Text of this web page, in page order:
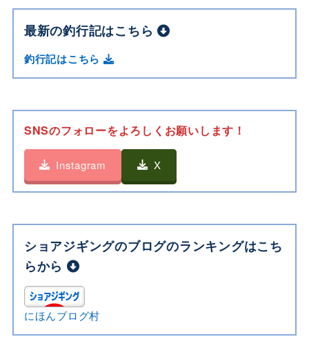
最新の釣行記はこちら
釣行記はこちら
SNSのフォローをよろしくお願いします！
Instagram X
ショアジギングのブログのランキングはこち
らから
にほんブログ村